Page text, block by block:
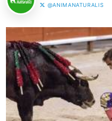
@ANIMANATURALIS